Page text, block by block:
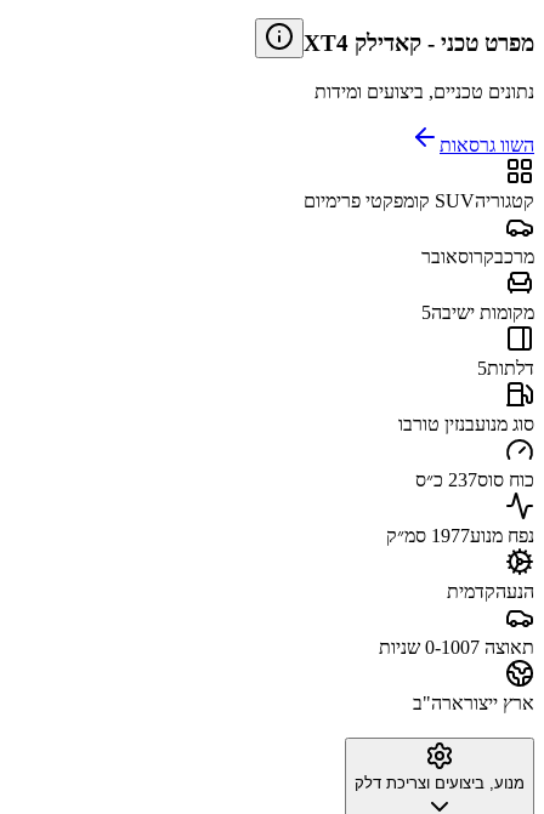
מפרט טכני - קאדילק XT4
נתונים טכניים, ביצועים ומידות
השוו גרסאות
קטגוריהSUV קומפקטי פרימיום
מרכבקרוסאובר
מקומות ישיבה5
דלתות5
סוג מנועבנזין טורבו
כוח סוס237 כ״ס
נפח מנוע1977 סמ״ק
הנעהקדמית
תאוצה 0-100 7 שניות
ארץ ייצורארה"ב
מנוע, ביצועים וצריכת דלק